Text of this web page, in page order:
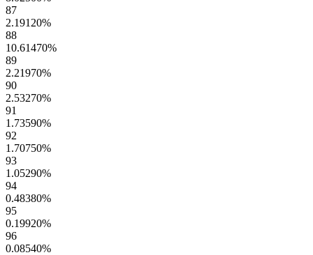
87
2.19120%
88
10.61470%
89
2.21970%
90
2.53270%
91
1.73590%
92
1.70750%
93
1.05290%
94
0.48380%
95
0.19920%
96
0.08540%